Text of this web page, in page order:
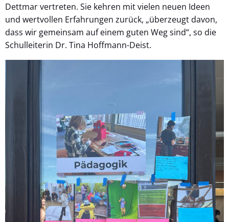
Dettmar vertreten. Sie kehren mit vielen neuen Ideen
und wertvollen Erfahrungen zurück, „überzeugt davon,
dass wir gemeinsam auf einem guten Weg sind“, so die
Schulleiterin Dr. Tina Hoffmann-Deist.